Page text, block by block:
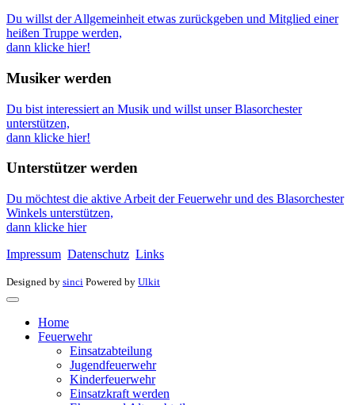
Du willst der Allgemeinheit etwas zurückgeben und Mitglied einer
heißen Truppe werden,
dann klicke hier!
Musiker werden
Du bist interessiert an Musik und willst unser Blasorchester
unterstützen,
dann klicke hier!
Unterstützer werden
Du möchtest die aktive Arbeit der Feuerwehr und des Blasorchester
Winkels unterstützen,
dann klicke hier
Impressum Datenschutz Links
Designed by sinci Powered by Ulkit
Home
Feuerwehr
Einsatzabteilung
Jugendfeuerwehr
Kinderfeuerwehr
Einsatzkraft werden